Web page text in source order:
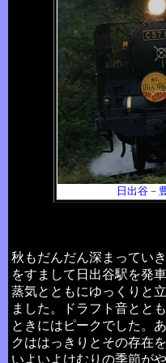
日出谷－
秋もだんだん深まってい
をすまして日出谷駅を発
蒸気とともにゆっくりと
ました。ドラフト音とと
ときにはピークでした。
クははっきりとその存在
いよいよけむりの季節